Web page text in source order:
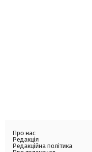
Про нас
Редакція
Редакційна політика